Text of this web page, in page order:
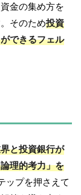
金の集め方を
そのため投資
できるフェル
と投資銀行が
理的考力」を
ップを押さえて